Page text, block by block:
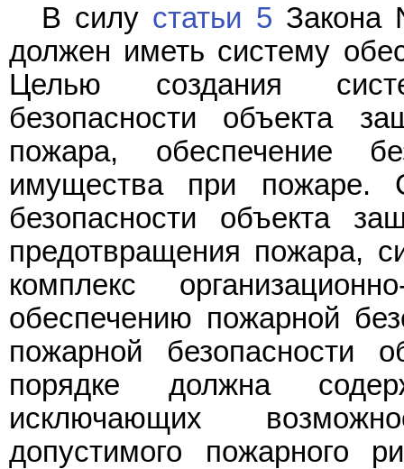
В силу статьи 5 Закона
должен иметь систему
Целью создания
безопасности объекта
пожара, обеспечение
имущества при пожаре.
безопасности объекта
предотвращения пожара,
комплекс
обеспечению пожарной
пожарной безопасности
порядке должна
исключающих
допустимого пожарного